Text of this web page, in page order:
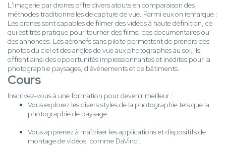
L'imagerie par drones offre divers atouts en comparaison des
méthodes traditionnelles de capture de vue. Parmi eux on remarque :
Les drones sont capables de filmer des vidéos à haute définition, ce
qui est très pratique pour tourner des films, des documentaires ou
des annonces. Les aéronefs sans pilote permettent de prendre des
photos du ciel et des angles de vue aux photographes au sol. Ils
offrent ainsi des opportunités impressionnantes et inédites pour la
photographie paysages, d'événements et de bâtiments.
Cours
Inscrivez-vous à une formation pour devenir meilleur :
Vous explorez les divers styles de la photographie tels que la
photographie de paysage.
Vous apprenez à maîtriser les applications et dispositifs de
montage de vidéos, comme DaVinci.